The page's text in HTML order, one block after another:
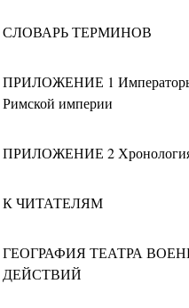
СЛОВАРЬ ТЕРМИНОВ
ПРИЛОЖЕНИЕ 1
Римской империи
ПРИЛОЖЕНИЕ 2
К ЧИТАТЕЛЯМ
ГЕОГРАФИЯ ТЕАТРА
ДЕЙСТВИЙ